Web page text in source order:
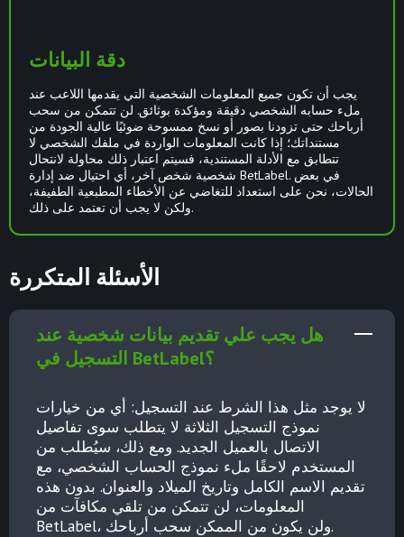
دقة البيانات
يجب أن تكون جميع المعلومات الشخصية التي يقدمها اللاعب عند
ملء حسابه الشخصي دقيقة ومؤكدة بوثائق. لن تتمكن من سحب
أرباحك حتى تزودنا بصور أو نسخ ممسوحة ضوئيًا عالية الجودة من
مستنداتك؛ إذا كانت المعلومات الواردة في ملفك الشخصي لا
تتطابق مع الأدلة المستندية، فسيتم اعتبار ذلك محاولة لانتحال
شخصية شخص آخر، أي احتيال ضد إدارة BetLabel. في بعض
الحالات، نحن على استعداد للتغاضي عن الأخطاء المطبعية الطفيفة،
ولكن لا يجب أن تعتمد على ذلك.
الأسئلة المتكررة
هل يجب علي تقديم بيانات شخصية عند
التسجيل في BetLabel؟
لا يوجد مثل هذا الشرط عند التسجيل: أي من خيارات
نموذج التسجيل الثلاثة لا يتطلب سوى تفاصيل
الاتصال بالعميل الجديد. ومع ذلك، سيُطلب من
المستخدم لاحقًا ملء نموذج الحساب الشخصي، مع
تقديم الاسم الكامل وتاريخ الميلاد والعنوان. بدون هذه
المعلومات، لن تتمكن من تلقي مكافآت من
BetLabel
، ولن يكون من الممكن سحب أرباحك.